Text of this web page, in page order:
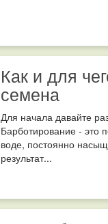
Как и для
семена
Для начала давайте
Барботирование - это
воде, постоянно
результат...